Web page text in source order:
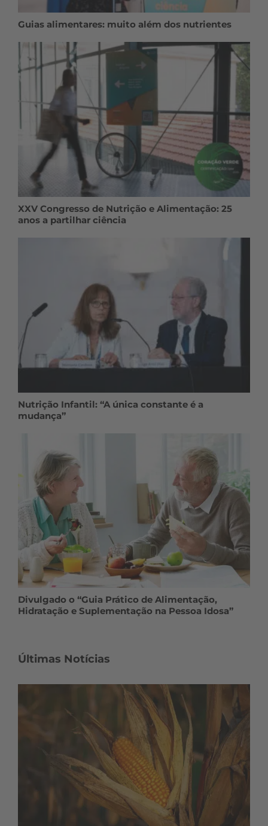
Guias alimentares: muito além dos nutrientes
XXV Congresso de Nutrição e Alimentação: 25
anos a partilhar ciência
Nutrição Infantil: “A única constante é a
mudança”
Divulgado o “Guia Prático de Alimentação,
Hidratação e Suplementação na Pessoa Idosa”
Últimas Notícias